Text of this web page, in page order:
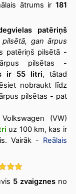
ātrums ir 181
patēriņš
gan ārpus
patēriņš pilsētā -
pilsētas -
ir 55 litri, tātad
nobraukt līdz
pilsētas - pat
(VW)
uz 100 km, kas ir
. Vairāk - Reālais
5 zvaigznesno